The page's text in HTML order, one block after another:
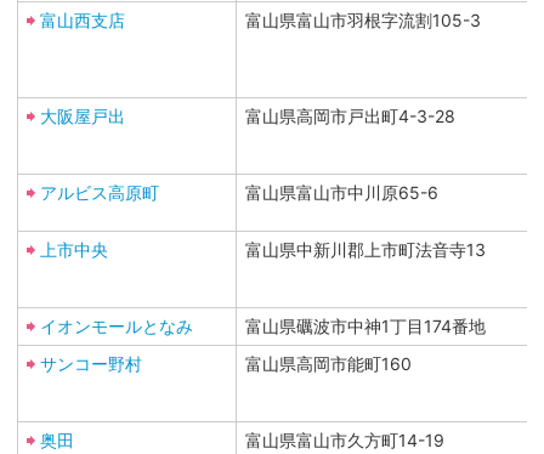
富山西支店 富山県富山市羽根字流割105-3
大阪屋戸出 富山県高岡市戸出町4-3-28
アルビス高原町 富山県富山市中川原65-6
上市中央 富山県中新川郡上市町法音寺13
イオンモールとなみ
富山県礪波市中神1丁目174番地
サンコー野村
富山県高岡市能町160
奥田 富山県富山市久方町14-19